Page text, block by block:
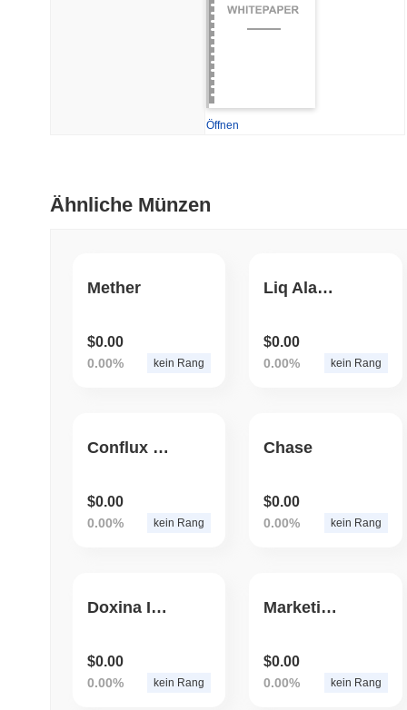
Öffnen
Ähnliche Münzen
Mether
$0.00
0.00% kein Rang
Liq Alameda
$0.00
0.00% kein Rang
Conflux Futures Token
$0.00
0.00% kein Rang
Chase
$0.00
0.00% kein Rang
Doxina Inu
$0.00
0.00% kein Rang
MarketingINU
$0.00
0.00% kein Rang